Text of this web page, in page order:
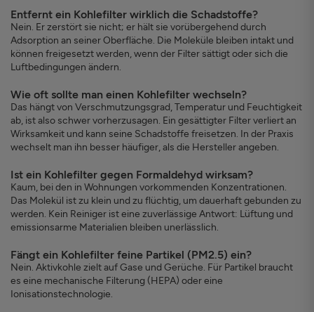
Entfernt ein Kohlefilter wirklich die Schadstoffe?
Nein. Er zerstört sie nicht; er hält sie vorübergehend durch
Adsorption an seiner Oberfläche. Die Moleküle bleiben intakt und
können freigesetzt werden, wenn der Filter sättigt oder sich die
Luftbedingungen ändern.
Wie oft sollte man einen Kohlefilter wechseln?
Das hängt von Verschmutzungsgrad, Temperatur und Feuchtigkeit
ab, ist also schwer vorherzusagen. Ein gesättigter Filter verliert an
Wirksamkeit und kann seine Schadstoffe freisetzen. In der Praxis
wechselt man ihn besser häufiger, als die Hersteller angeben.
Ist ein Kohlefilter gegen Formaldehyd wirksam?
Kaum, bei den in Wohnungen vorkommenden Konzentrationen.
Das Molekül ist zu klein und zu flüchtig, um dauerhaft gebunden zu
werden. Kein Reiniger ist eine zuverlässige Antwort: Lüftung und
emissionsarme Materialien bleiben unerlässlich.
Fängt ein Kohlefilter feine Partikel (PM2.5) ein?
Nein. Aktivkohle zielt auf Gase und Gerüche. Für Partikel braucht
es eine mechanische Filterung (HEPA) oder eine
Ionisationstechnologie.